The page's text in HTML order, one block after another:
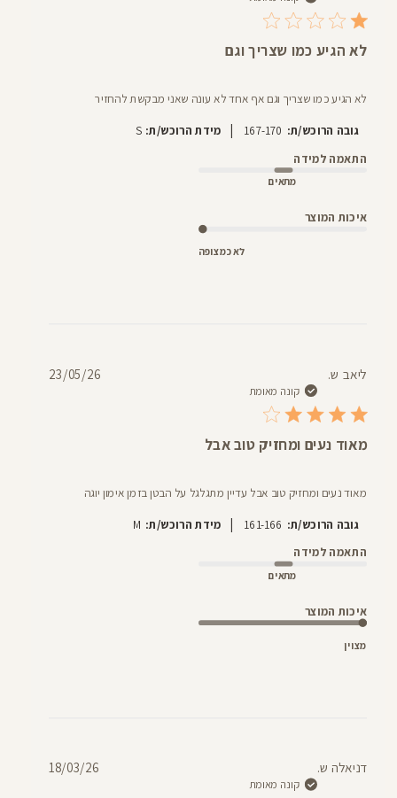
לא הגיע כמו שצריך וגם
לא הגיע כמו שצריך וגם אף אחד לא עונה שאני מבקשת להחזיר
גובה הרוכש/ת: 167-170 מידת הרוכש/ת: S
התאמה למידה
מתאים
איכות המוצר
לא כמצופה
ליאב ש.
קונה מאומת
מאוד נעים ומחזיק טוב אבל
מאוד נעים ומחזיק טוב אבל עדיין מתגלגל על הבטן בזמן אימון יוגה
גובה הרוכש/ת: 161-166 מידת הרוכש/ת: M
התאמה למידה
מתאים
איכות המוצר
מצוין
23/05/26
דניאלה ש.
קונה מאומת
תאריך18/03/26